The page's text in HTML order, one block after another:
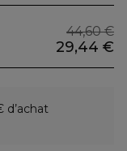
44,60 €
29,44 €
d’achat